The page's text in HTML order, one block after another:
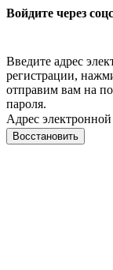
Войдите через
Введите адрес
регистрации,
отправим вам на
пароля.
Адрес